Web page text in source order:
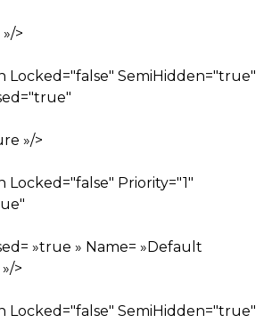
>
Locked="false" SemiHidden="true"
»/>
Locked="false" Priority="1"
»true » Name= »Default
>
Locked="false" SemiHidden="true"